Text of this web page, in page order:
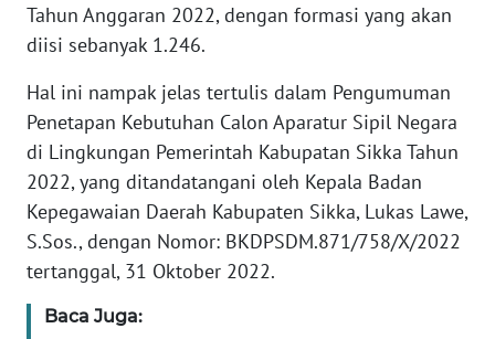
Tahun Anggaran 2022, dengan formasi yang akan
diisi sebanyak 1.246.
Hal ini nampak jelas tertulis dalam Pengumuman
Penetapan Kebutuhan Calon Aparatur Sipil Negara
di Lingkungan Pemerintah Kabupatan Sikka Tahun
2022, yang ditandatangani oleh Kepala Badan
Kepegawaian Daerah Kabupaten Sikka, Lukas Lawe,
S.Sos., dengan Nomor: BKDPSDM.871/758/X/2022
tertanggal, 31 Oktober 2022.
Baca Juga:
PEDOMAN
MEDIA
SIBER
REDAKSI
DISCLAIMER
Wahana